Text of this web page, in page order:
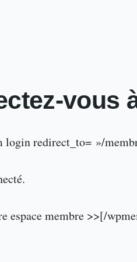
vous
login redirect_to= »/
espace membre >>[/